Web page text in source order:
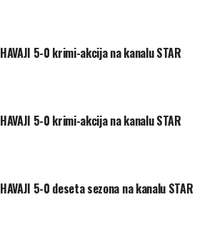
HAVAJI 5-0 krimi-akcija na kanalu STAR
HAVAJI 5-0 krimi-akcija na kanalu STAR
HAVAJI 5-0 deseta sezona na kanalu STAR